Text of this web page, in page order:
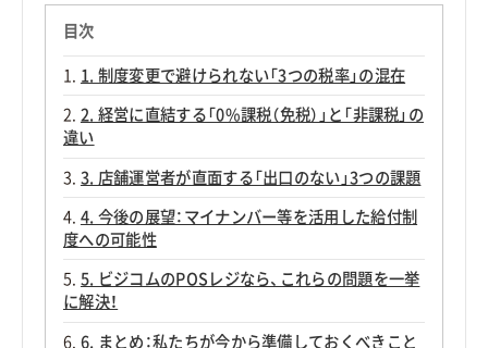
目次
1. 制度変更で避けられない「3つの税率」の混在
2. 経営に直結する「0%課税（免税）」と「非課税」の
違い
3. 店舗運営者が直面する「出口のない」3つの課題
4. 今後の展望：マイナンバー等を活用した給付制
度への可能性
5. ビジコムのPOSレジなら、これらの問題を一挙
に解決！
6. まとめ：私たちが今から準備しておくべきこと